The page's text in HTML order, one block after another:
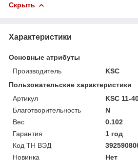
Скрыть
Характеристики
Основные атрибуты
Производитель
KSC
Пользовательские характеристики
Артикул
KSC 11-
Благотворительность
N
Вес
0.102
Гарантия
1 год
Код ТН ВЭД
Новинка
Нет